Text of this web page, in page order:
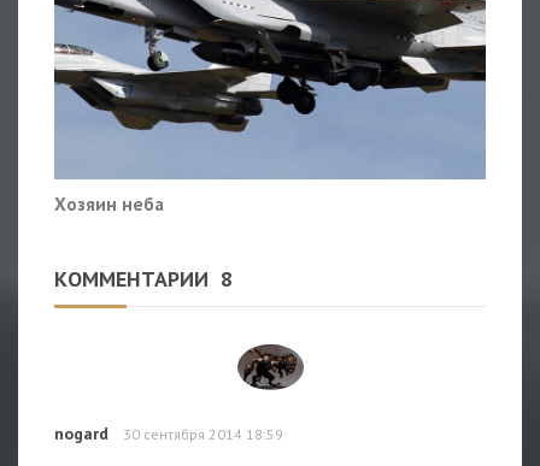
Хозяин неба
КОММЕНТАРИИ 8
nogard 30 сентября 2014 18:59